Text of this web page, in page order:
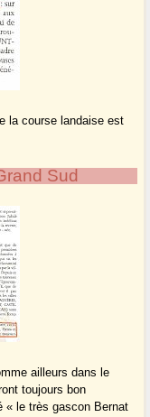
la course landaise est
Sud
ailleurs dans le
toujours bon
« le très gascon Bernat